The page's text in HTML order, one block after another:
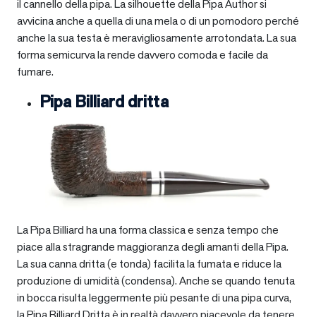
il cannello della pipa. La silhouette della Pipa Author si
avvicina anche a quella di una mela o di un pomodoro perché
anche la sua testa è meravigliosamente arrotondata. La sua
forma semicurva la rende davvero comoda e facile da
fumare.
Pipa Billiard dritta
La Pipa Billiard ha una forma classica e senza tempo che
piace alla stragrande maggioranza degli amanti della Pipa.
La sua canna dritta (e tonda) facilita la fumata e riduce la
produzione di umidità (condensa). Anche se quando tenuta
in bocca risulta leggermente più pesante di una pipa curva,